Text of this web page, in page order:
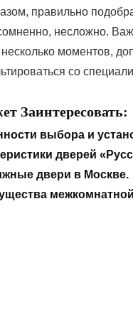
правильно
несложно.
моментов,
со
Заинтересовать:
выбора и
дверей
двери в Москве.